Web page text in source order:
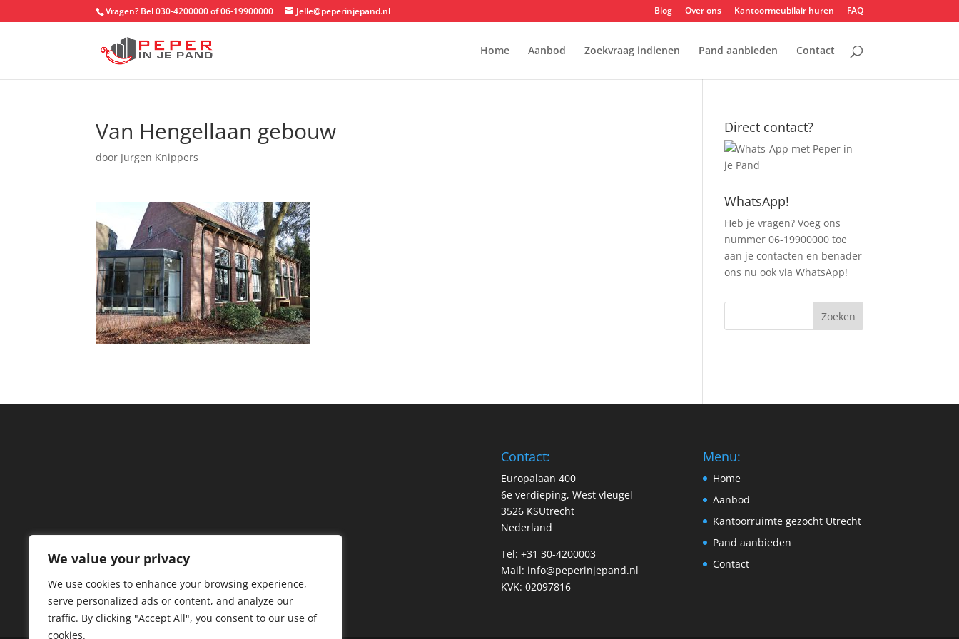
We value your privacy
We use cookies to enhance your browsing experience,
serve personalized ads or content, and analyze our
traffic. By clicking "Accept All", you consent to our use of
cookies.
Vragen? Bel 030-4200000 of 06-19900000 Jelle@peperinjepand.nl Blog Over ons Kantoormeubilair huren FAQ
Home Aanbod Zoekvraag indienen Pand aanbieden Contact
Van Hengellaan gebouw
door Jurgen Knippers
Direct contact?
WhatsApp!
Heb je vragen? Voeg ons
nummer 06-19900000 toe
aan je contacten en benader
ons nu ook via WhatsApp!
Contact:
Europalaan 400
6e verdieping, West vleugel
3526 KSUtrecht
Nederland
Tel: +31 30-4200003
Mail: info@peperinjepand.nl
KVK: 02097816
Menu:
Home
Aanbod
Kantoorruimte gezocht Utrecht
Pand aanbieden
Contact